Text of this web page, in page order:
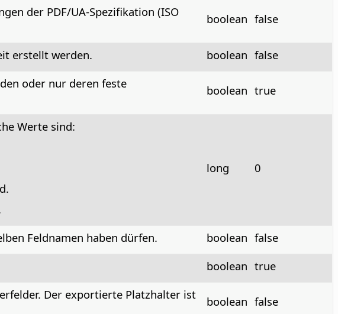
der PDF/UA-Spezifikation (ISO
boolean false
erstellt werden. boolean false
oder nur deren feste
boolean true
Werte sind:
long 0
Feldnamen haben dürfen. boolean false
boolean true
Der exportierte Platzhalter ist
boolean false